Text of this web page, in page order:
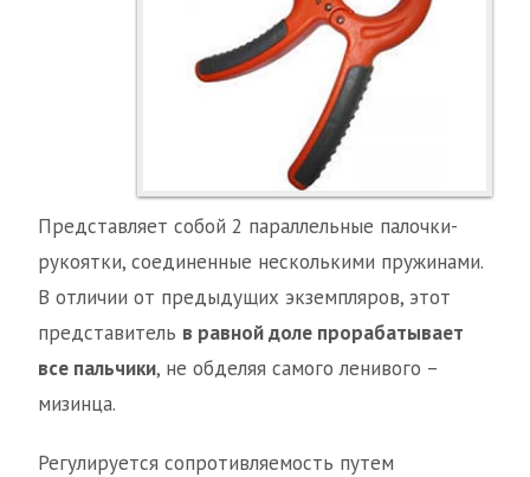
Представляет собой 2 параллельные палочки-
рукоятки, соединенные несколькими пружинами.
В отличии от предыдущих экземпляров, этот
представитель в равной доле прорабатывает
все пальчики, не обделяя самого ленивого –
мизинца.
Регулируется сопротивляемость путем